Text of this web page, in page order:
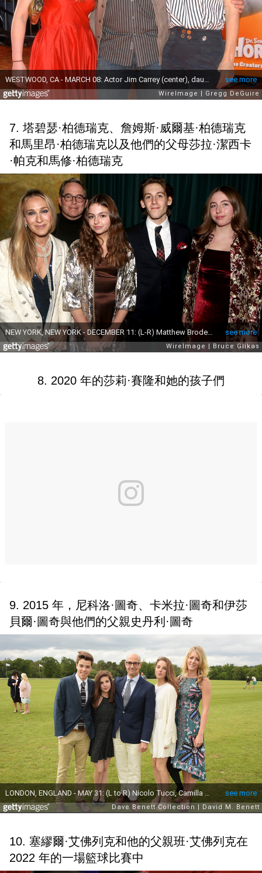
7. 塔碧瑟·柏德瑞克、詹姆斯·威爾基·柏德瑞克
和馬里昂·柏德瑞克以及他們的父母莎拉·潔西卡
·帕克和馬修·柏德瑞克
8. 2020 年的莎莉·賽隆和她的孩子們
9. 2015 年，尼科洛·圖奇、卡米拉·圖奇和伊莎
貝爾·圖奇與他們的父親史丹利·圖奇
10. 塞繆爾·艾佛列克和他的父親班·艾佛列克在
2022 年的一場籃球比賽中